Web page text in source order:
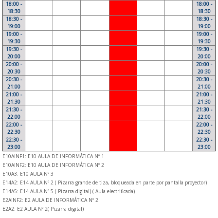
18:00 -
18:30
18:00 -
18:30
18:30 -
19:00
18:30 -
19:00
19:00 -
19:30
19:00 -
19:30
19:30 -
20:00
19:30 -
20:00
20:00 -
20:30
20:00 -
20:30
20:30 -
21:00
20:30 -
21:00
21:00 -
21:30
21:00 -
21:30
21:30 -
22:00
21:30 -
22:00
22:00 -
22:30
22:00 -
22:30
22:30 -
23:00
22:30 -
23:00
E10AINF1: E10 AULA DE INFORMÁTICA Nº 1
E10AINF2: E10 AULA DE INFORMÁTICA Nº 2
E10A3: E10 AULA Nº 3
E14A2: E14 AULA Nº 2 ( Pizarra grande de tiza, bloqueada en parte por pantalla proyector)
E14A5: E14 AULA Nº 5 ( Pizarra digital) ( Aula electrificada)
E2AINF2: E2 AULA DE INFORMÁTICA Nº 2
E2A2: E2 AULA Nº 2( Pizarra digital)